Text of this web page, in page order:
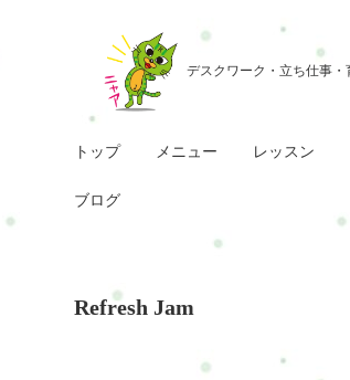
トップ メニュー レッスン
ブログ
Refresh Jam